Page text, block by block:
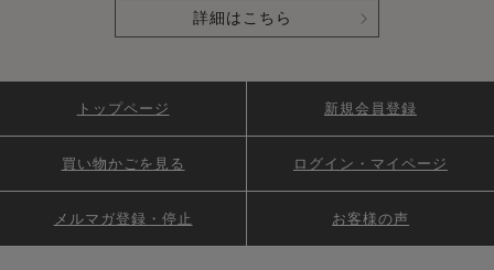
詳細はこちら
トップページ 新規会員登録
買い物かごを見る ログイン・マイページ
メルマガ登録・停止 お客様の声